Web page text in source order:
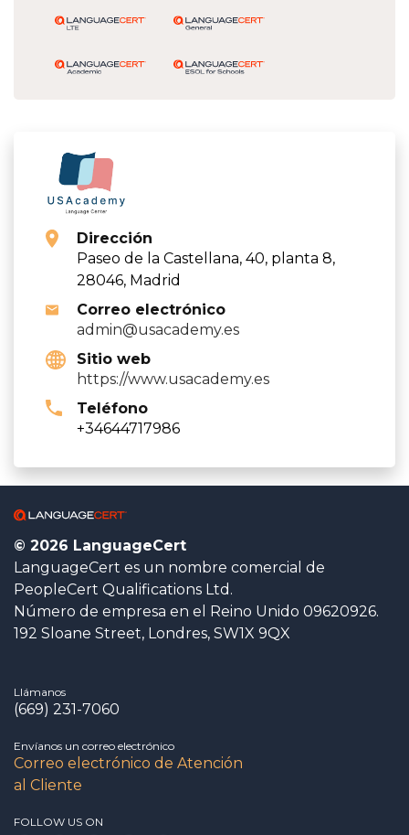
Dirección
Paseo de la Castellana, 40, planta 8,
28046, Madrid
Correo electrónico
admin@usacademy.es
Sitio web
https://www.usacademy.es
Teléfono
+34644717986
© 2026 LanguageCert
LanguageCert es un nombre comercial de
PeopleCert Qualifications Ltd.
Número de empresa en el Reino Unido 09620926.
192 Sloane Street, Londres, SW1X 9QX
Llámanos
(669) 231-7060
Envíanos un correo electrónico
Correo electrónico de Atención
al Cliente
FOLLOW US ON